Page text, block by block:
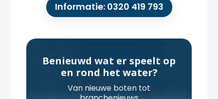
Informatie: 0320 419 793
Benieuwd wat er speelt op
en rond het water?
Van nieuwe boten tot